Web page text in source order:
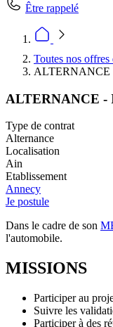
Être rappelé
Toutes nos offres
ALTERNANCE
ALTERNANCE -
Type de contrat
Alternance
Localisation
Ain
Etablissement
Annecy
Je postule
Dans le cadre de son
l'automobile.
MISSIONS
Participer au
Suivre les
Participer à des